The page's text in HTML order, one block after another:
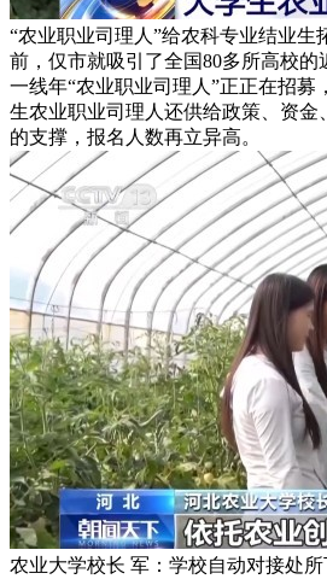
“农业职业司理人”给农科专业结业生
前，仅市就吸引了全国80多所高校的
一线年“农业职业司理人”正正在招募
生农业职业司理人还供给政策、资金
的支撑，报名人数再立异高。
农业大学校长 军：学校自动对接处